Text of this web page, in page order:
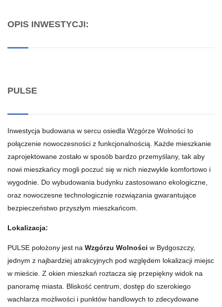
OPIS INWESTYCJI:
PULSE
Inwestycja budowana w sercu osiedla Wzgórze Wolności to
połączenie nowoczesności z funkcjonalnością. Każde mieszkanie
zaprojektowane zostało w sposób bardzo przemyślany, tak aby
nowi mieszkańcy mogli poczuć się w nich niezwykle komfortowo i
wygodnie. Do wybudowania budynku zastosowano ekologiczne,
oraz nowoczesne technologicznie rozwiązania gwarantujące
bezpieczeństwo przyszłym mieszkańcom.
Lokalizacja:
PULSE położony jest na Wzgórzu Wolności w Bydgoszczy,
jednym z najbardziej atrakcyjnych pod względem lokalizacji miejsc
w mieście. Z okien mieszkań roztacza się przepiękny widok na
panoramę miasta. Bliskość centrum, dostęp do szerokiego
wachlarza możliwości i punktów handlowych to zdecydowane